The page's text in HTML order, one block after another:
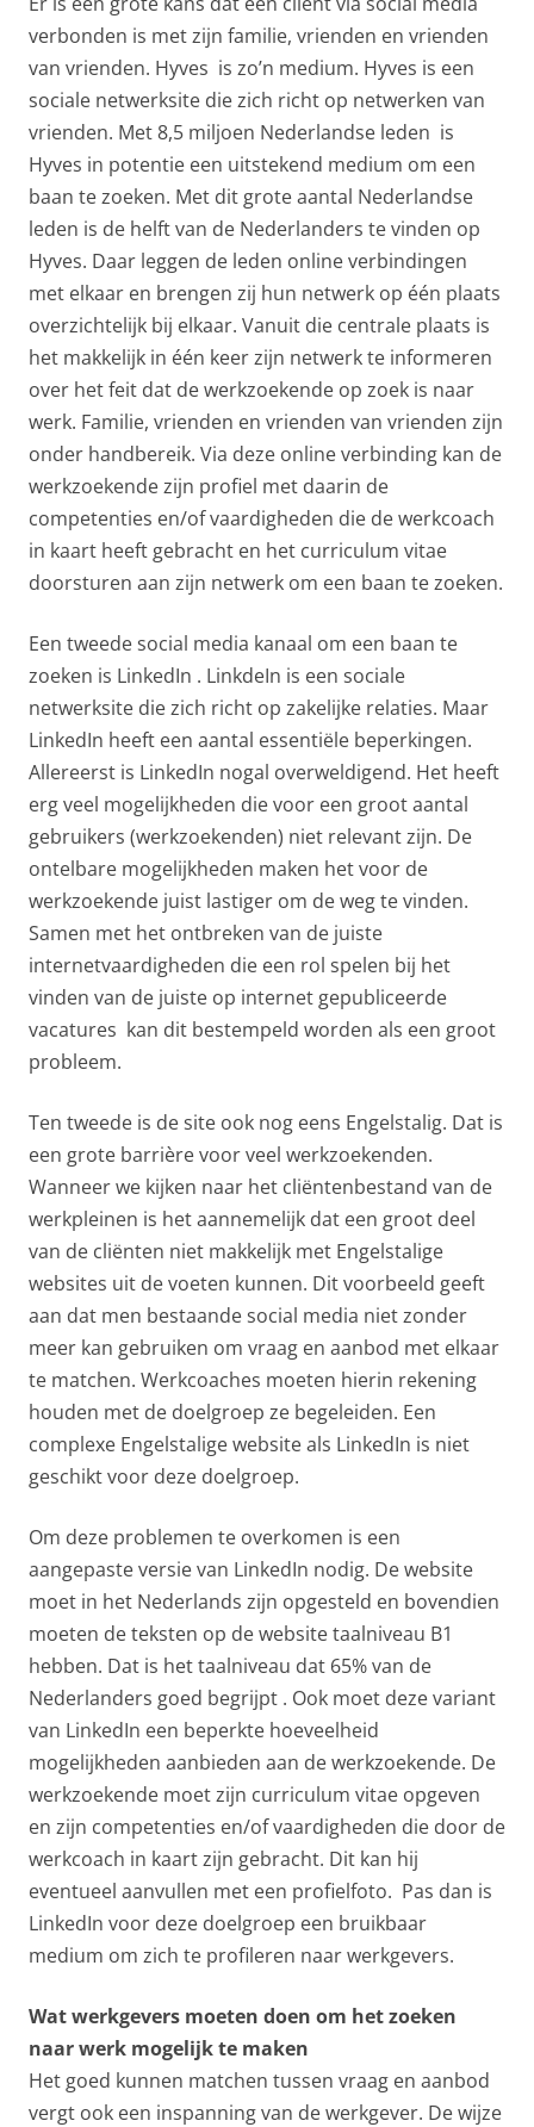
verbonden is met zijn familie, vrienden en vrienden
van vrienden. Hyves is zo’n medium. Hyves is een
sociale netwerksite die zich richt op netwerken van
vrienden. Met 8,5 miljoen Nederlandse leden is
Hyves in potentie een uitstekend medium om een
baan te zoeken. Met dit grote aantal Nederlandse
leden is de helft van de Nederlanders te vinden op
Hyves. Daar leggen de leden online verbindingen
met elkaar en brengen zij hun netwerk op één plaats
overzichtelijk bij elkaar. Vanuit die centrale plaats is
het makkelijk in één keer zijn netwerk te informeren
over het feit dat de werkzoekende op zoek is naar
werk. Familie, vrienden en vrienden van vrienden zijn
onder handbereik. Via deze online verbinding kan de
werkzoekende zijn profiel met daarin de
competenties en/of vaardigheden die de werkcoach
in kaart heeft gebracht en het curriculum vitae
doorsturen aan zijn netwerk om een baan te zoeken.
Een tweede social media kanaal om een baan te
zoeken is LinkedIn . LinkdeIn is een sociale
netwerksite die zich richt op zakelijke relaties. Maar
LinkedIn heeft een aantal essentiële beperkingen.
Allereerst is LinkedIn nogal overweldigend. Het heeft
erg veel mogelijkheden die voor een groot aantal
gebruikers (werkzoekenden) niet relevant zijn. De
ontelbare mogelijkheden maken het voor de
werkzoekende juist lastiger om de weg te vinden.
Samen met het ontbreken van de juiste
internetvaardigheden die een rol spelen bij het
vinden van de juiste op internet gepubliceerde
vacatures kan dit bestempeld worden als een groot
probleem.
Ten tweede is de site ook nog eens Engelstalig. Dat is
een grote barrière voor veel werkzoekenden.
Wanneer we kijken naar het cliëntenbestand van de
werkpleinen is het aannemelijk dat een groot deel
van de cliënten niet makkelijk met Engelstalige
websites uit de voeten kunnen. Dit voorbeeld geeft
aan dat men bestaande social media niet zonder
meer kan gebruiken om vraag en aanbod met elkaar
te matchen. Werkcoaches moeten hierin rekening
houden met de doelgroep ze begeleiden. Een
complexe Engelstalige website als LinkedIn is niet
geschikt voor deze doelgroep.
Om deze problemen te overkomen is een
aangepaste versie van LinkedIn nodig. De website
moet in het Nederlands zijn opgesteld en bovendien
moeten de teksten op de website taalniveau B1
hebben. Dat is het taalniveau dat 65% van de
Nederlanders goed begrijpt . Ook moet deze variant
van LinkedIn een beperkte hoeveelheid
mogelijkheden aanbieden aan de werkzoekende. De
werkzoekende moet zijn curriculum vitae opgeven
en zijn competenties en/of vaardigheden die door de
werkcoach in kaart zijn gebracht. Dit kan hij
eventueel aanvullen met een profielfoto. Pas dan is
LinkedIn voor deze doelgroep een bruikbaar
medium om zich te profileren naar werkgevers.
Wat werkgevers moeten doen om het zoeken
naar werk mogelijk te maken
Het goed kunnen matchen tussen vraag en aanbod
vergt ook een inspanning van de werkgever. De wijze